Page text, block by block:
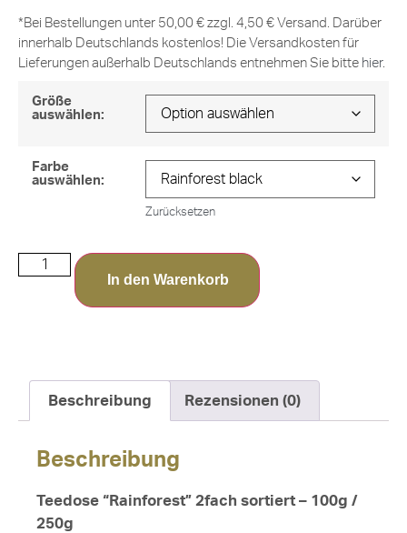
*Bei Bestellungen unter 50,00 € zzgl. 4,50 € Versand. Darüber
innerhalb Deutschlands kostenlos! Die Versandkosten für
Lieferungen außerhalb Deutschlands entnehmen Sie bitte hier.
Größe
auswählen:
Farbe
auswählen:
Zurücksetzen
In den Warenkorb
Beschreibung Rezensionen (0)
Beschreibung
Teedose “Rainforest” 2fach sortiert – 100g /
250g